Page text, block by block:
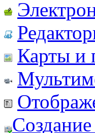
Карты и